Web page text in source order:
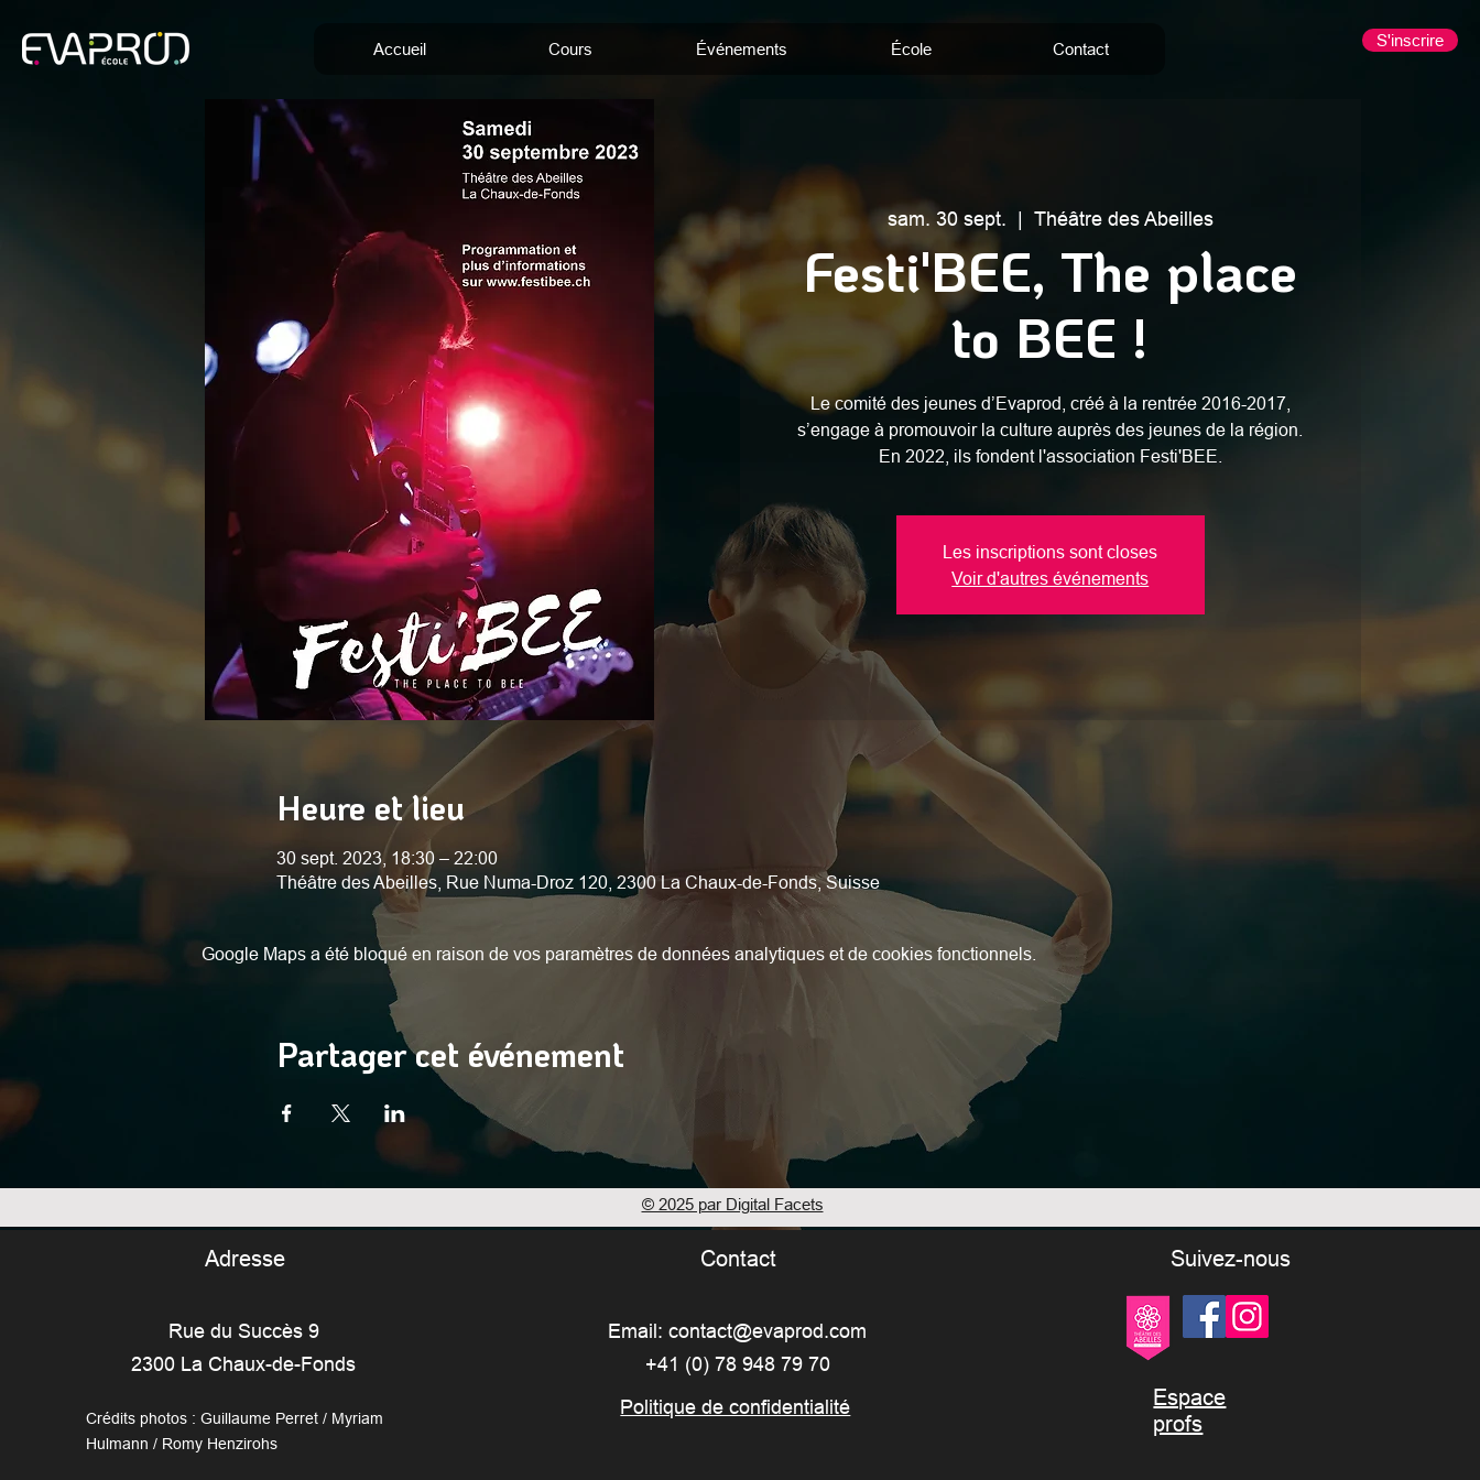
S'inscrire
Accueil Cours Événements École Contact
sam. 30 sept.
  |
Théâtre des Abeilles
Festi'BEE, The place
to BEE !
Le comité des jeunes d’Evaprod, créé à la rentrée 2016-2017,
s’engage à promouvoir la culture auprès des jeunes de la région.
En 2022, ils fondent l'association Festi'BEE.
Les inscriptions sont closes
Voir d'autres événements
Heure et lieu
30 sept. 2023, 18:30 – 22:00
Théâtre des Abeilles, Rue Numa-Droz 120, 2300 La Chaux-de-Fonds, Suisse
Google Maps a été bloqué en raison de vos paramètres de données analytiques et de cookies fonctionnels.
Partager cet événement
© 2025 par Digital Facets
Adresse
Rue du Succès 9
2300 La Chaux-de-Fonds
Crédits photos : Guillaume Perret / Myriam
Hulmann / Romy Henzirohs
Contact
Email:contact@evaprod.com
+41 (0) 78 948 79 70
Politique de confidentialité
Suivez-nous
Espace
profs